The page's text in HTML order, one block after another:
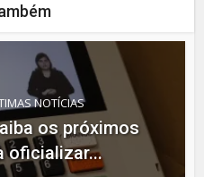
NOTÍCIAS
os próximos
oficializar...